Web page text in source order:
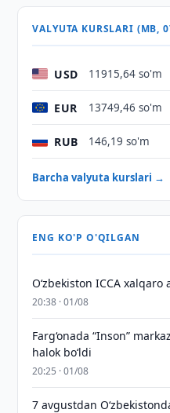
VALYUTA KURSLARI (MB,
USD 11915,64 so'm
EUR 13749,46 so'm
RUB 146,19 so'm
Barcha valyuta kurslari →
ENG KO'P O'QILGAN
O‘zbekiston ICCA xalqaro
20:38 · 01/08
Farg‘onada “Inson”
halok bo‘ldi
20:25 · 01/08
7 avgustdan